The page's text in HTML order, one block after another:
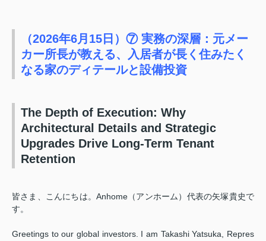
（2026年6月15日）⑦ 実務の深層：元メー
カー所長が教える、入居者が長く住みたく
なる家のディテールと設備投資
The Depth of Execution: Why
Architectural Details and Strategic
Upgrades Drive Long-Term Tenant
Retention
皆さま、こんにちは。Anhome（アンホーム）代表の矢塚貴史で
す。
Greetings to our global investors. I am Takashi Yatsuka, Repres